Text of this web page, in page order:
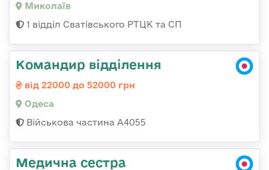
Миколаїв
1 відділ Сватівського РТЦК та СП
Командир відділення
від 22000 до 52000 грн
Одеса
Військова частина А4055
Медична сестра